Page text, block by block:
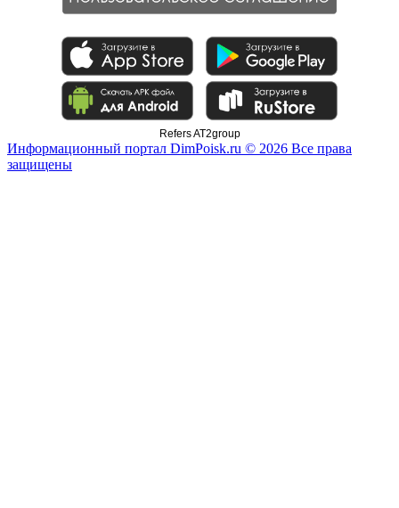
Refers AT2group
Информационный портал DimPoisk.ru © 2026 Все права
защищены